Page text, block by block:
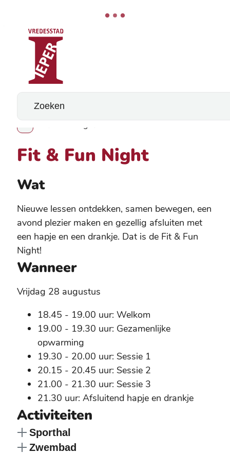
Naar inhoud
Stad Ieper
Wat zoek je?
Toon alle broodkruimel items
Fit & Fun Night
Fit & Fun Night
Wat
Nieuwe lessen ontdekken, samen bewegen, een
avond plezier maken en gezellig afsluiten met
een hapje en een drankje. Dat is de Fit & Fun
Night!
Wanneer
Vrijdag 28 augustus
18.45 - 19.00 uur: Welkom
19.00 - 19.30 uur: Gezamenlijke
opwarming
19.30 - 20.00 uur: Sessie 1
20.15 - 20.45 uur: Sessie 2
21.00 - 21.30 uur: Sessie 3
21.30 uur: Afsluitend hapje en drankje
Activiteiten
Sporthal
Zwembad